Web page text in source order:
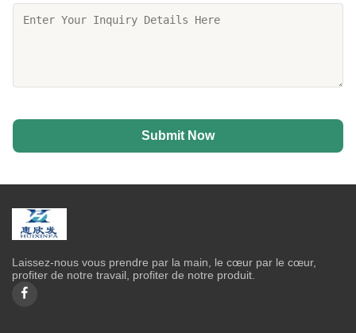
Submit Now
Laissez-nous vous prendre par la main, le cœur par le cœur,
profiter de notre travail, profiter de notre produit.